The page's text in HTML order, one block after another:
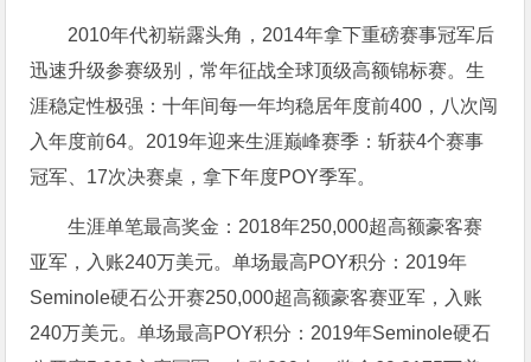
2010年代初崭露头角，2014年拿下重磅赛事冠军后
迅速升级参赛级别，常年征战全球顶级高额锦标赛。生
涯稳定性极强：十年间每一年均稳居年度前400，八次闯
入年度前64。2019年迎来生涯巅峰赛季：斩获4个赛事
冠军、17次决赛桌，拿下年度POY季军。
生涯单笔最高奖金：2018年250,000超高额豪客赛
亚军，入账240万美元。单场最高POY积分：2019年
Seminole硬石公开赛250,000超高额豪客赛亚军，入账
240万美元。单场最高POY积分：2019年Seminole硬石